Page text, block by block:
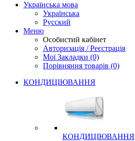
Українська мова
Українська
Русский
Меню
Особистий кабінет
Авторизація / Реєстрація
Мої Закладки (0)
Порівняння товарів (0)
КОНДИЦІЮВАННЯ
КОНДИЦІЮВАННЯ